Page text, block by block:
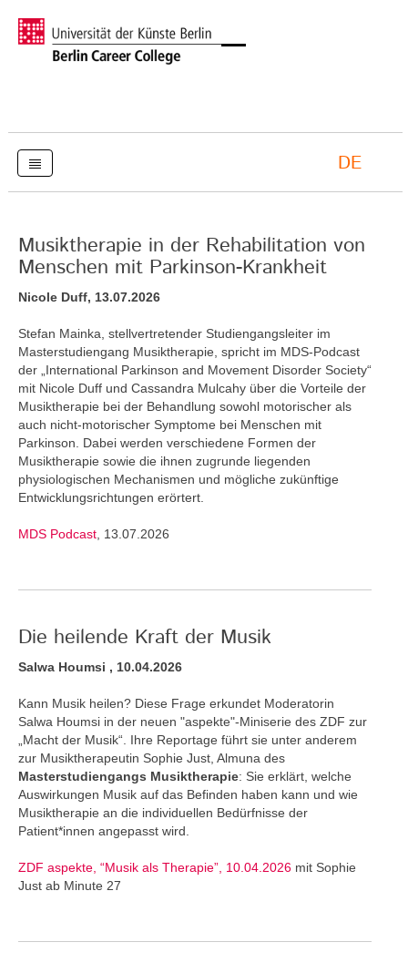
DE
Musiktherapie in der Rehabilitation von
Menschen mit Parkinson-Krankheit
Nicole Duff, 13.07.2026
Stefan Mainka, stellvertretender Studiengangsleiter im
Masterstudiengang Musiktherapie, spricht im MDS-Podcast
der „International Parkinson and Movement Disorder Society“
mit Nicole Duff und Cassandra Mulcahy über die Vorteile der
Musiktherapie bei der Behandlung sowohl motorischer als
auch nicht-motorischer Symptome bei Menschen mit
Parkinson. Dabei werden verschiedene Formen der
Musiktherapie sowie die ihnen zugrunde liegenden
physiologischen Mechanismen und mögliche zukünftige
Entwicklungsrichtungen erörtert.
MDS Podcast , 13.07.2026
Die heilende Kraft der Musik
Salwa Houmsi , 10.04.2026
Kann Musik heilen? Diese Frage erkundet Moderatorin
Salwa Houmsi in der neuen "aspekte"-Miniserie des ZDF zur
„Macht der Musik“. Ihre Reportage führt sie unter anderem
zur Musiktherapeutin Sophie Just, Almuna des
Masterstudiengangs Musiktherapie: Sie erklärt, welche
Auswirkungen Musik auf das Befinden haben kann und wie
Musiktherapie an die individuellen Bedürfnisse der
Patient*innen angepasst wird.
ZDF aspekte, “Musik als Therapie”, 10.04.2026 mit Sophie
Just ab Minute 27